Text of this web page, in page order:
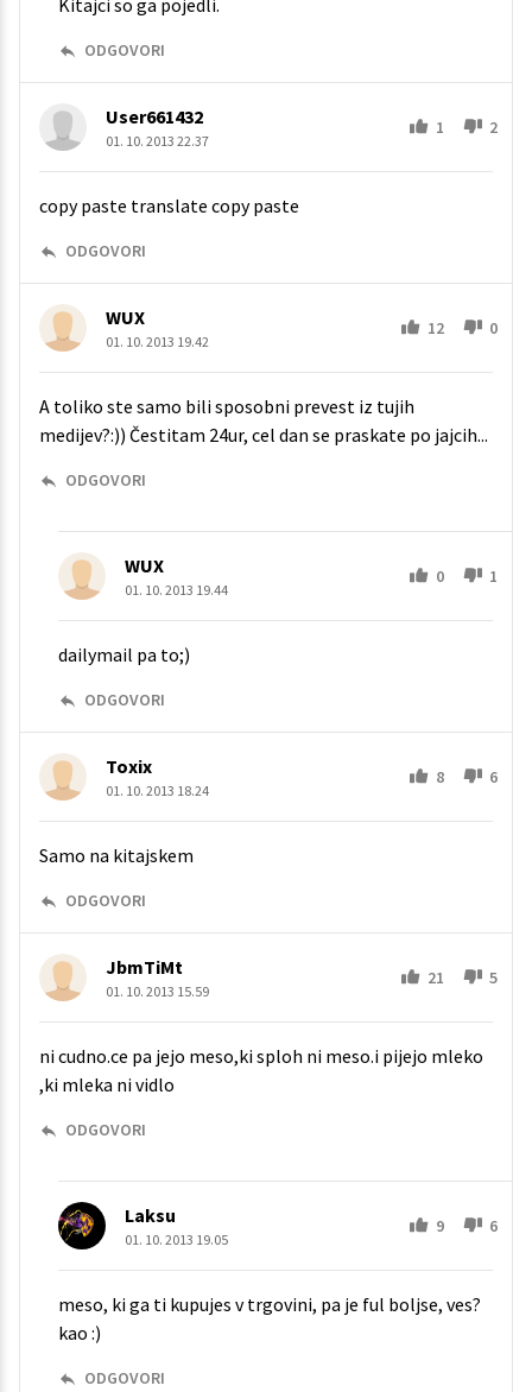
Kitajci so ga pojedli.
ODGOVORI
User661432
01. 10. 2013 22.37
1 2
copy paste translate copy paste
ODGOVORI
WUX
01. 10. 2013 19.42
12 0
A toliko ste samo bili sposobni prevest iz tujih
medijev?:)) Čestitam 24ur, cel dan se praskate po jajcih...
ODGOVORI
WUX
01. 10. 2013 19.44
0 1
dailymail pa to;)
ODGOVORI
Toxix
01. 10. 2013 18.24
8 6
Samo na kitajskem
ODGOVORI
JbmTiMt
01. 10. 2013 15.59
21 5
ni cudno.ce pa jejo meso,ki sploh ni meso.i pijejo mleko
,ki mleka ni vidlo
ODGOVORI
Laksu
01. 10. 2013 19.05
9 6
meso, ki ga ti kupujes v trgovini, pa je ful boljse, ves?
kao :)
ODGOVORI